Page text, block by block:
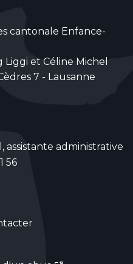
cantonale Enfance-
Liggi et Céline Michel
7 - Lausanne
assistante administrative
56